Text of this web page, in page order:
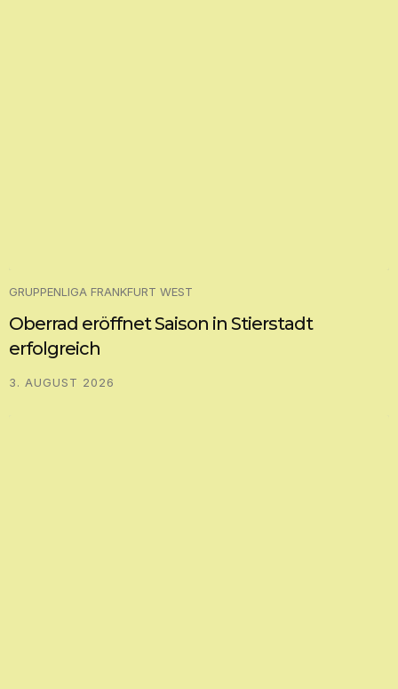
GRUPPENLIGA FRANKFURT WEST
Oberrad eröffnet Saison in Stierstadt
erfolgreich
3. AUGUST 2026